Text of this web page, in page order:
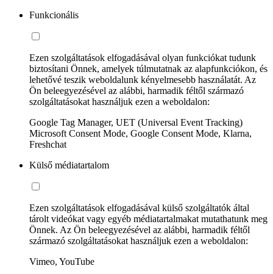
Funkcionális
Ezen szolgáltatások elfogadásával olyan funkciókat tudunk
biztosítani Önnek, amelyek túlmutatnak az alapfunkciókon, és
lehetővé teszik weboldalunk kényelmesebb használatát. Az
Ön beleegyezésével az alábbi, harmadik féltől származó
szolgáltatásokat használjuk ezen a weboldalon:
Google Tag Manager, UET (Universal Event Tracking)
Microsoft Consent Mode, Google Consent Mode, Klarna,
Freshchat
Külső médiatartalom
Ezen szolgáltatások elfogadásával külső szolgáltatók által
tárolt videókat vagy egyéb médiatartalmakat mutathatunk meg
Önnek. Az Ön beleegyezésével az alábbi, harmadik féltől
származó szolgáltatásokat használjuk ezen a weboldalon:
Vimeo, YouTube